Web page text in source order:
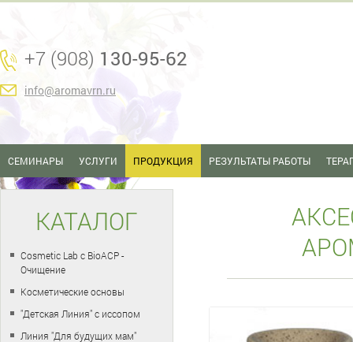
+7 (908) 130-95-62
info@aromavrn.ru
СЕМИНАРЫ УСЛУГИ ПРОДУКЦИЯ РЕЗУЛЬТАТЫ РАБОТЫ
КАТАЛОГ
Cosmetic Lab с BioACP -
Очищение
Косметические основы
"Детская Линия" с иссопом
Линия "Для будущих мам"